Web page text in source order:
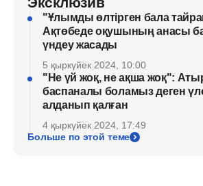
"Ұлымды өлтірген бала
Ақтөбеде оқушының анасы
үндеу жасады
5 қыркүйек 2024, 10:00
"Не үй жоқ, не ақша жоқ":
баспаналы боламыз деген
алданып қалған
4 қыркүйек 2024, 17:49
Больше по этой теме